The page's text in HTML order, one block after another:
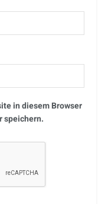
in diesem Browser
speichern.